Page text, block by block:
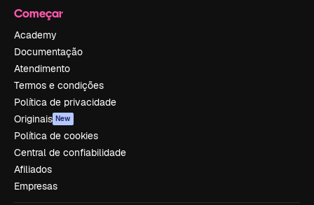
Começar
Academy
Documentação
Atendimento
Termos e condições
Política de privacidade
Originais New
Política de cookies
Central de confiabilidade
Afiliados
Empresas